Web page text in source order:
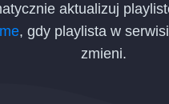
aktualizuj
, gdy playlista w
zmieni.